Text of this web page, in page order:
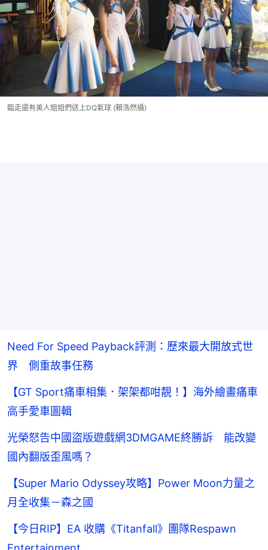
臨走還有美人姐姐們送上DQ氣球 (賴浩然攝)
Need For Speed Payback評測：歷來最大開放式世
界 側重故事任務
【GT Sport痛車相集．架架都咁靚！】海外繪畫痛車
高手愛車圖輯
光榮怒告中國盜版遊戲網3DMGAME終勝訴 能改變
國內翻版歪風嗎？
【Super Mario Odyssey攻略】Power Moon力量之
月全收集－森之國
【今日RIP】EA 收購《Titanfall》團隊Respawn